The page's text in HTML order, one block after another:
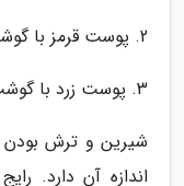
2. پوست قرمز با گوشت سفید
3. پوست زرد با گوشت سفید
شیرین و ترش بودن
اندازه آن دارد.